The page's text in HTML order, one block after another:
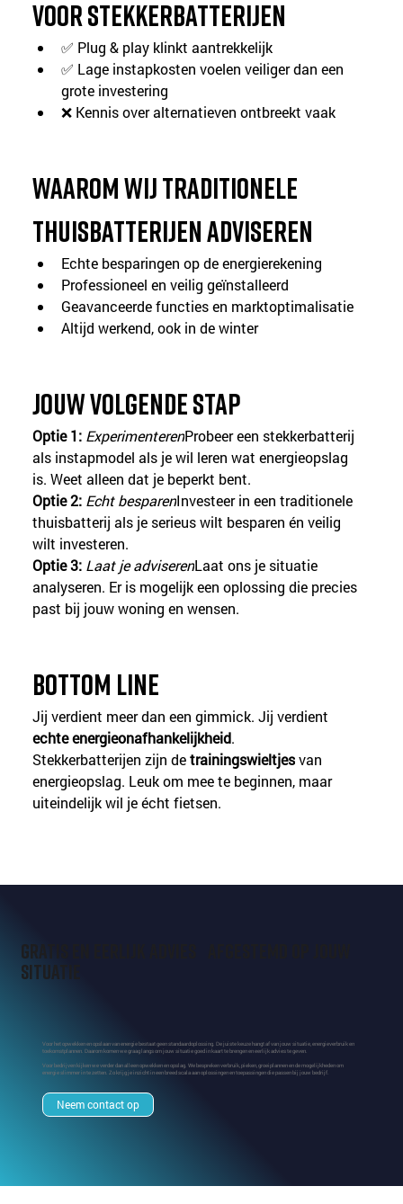
voor stekkerbatterijen
✅ Plug & play klinkt aantrekkelijk
✅ Lage instapkosten voelen veiliger dan een
grote investering
❌ Kennis over alternatieven ontbreekt vaak
Waarom wij traditionele
thuisbatterijen adviseren
Echte besparingen op de energierekening
Professioneel en veilig geïnstalleerd
Geavanceerde functies en marktoptimalisatie
Altijd werkend, ook in de winter
Jouw volgende stap
Optie 1: ExperimenterenProbeer een stekkerbatterij
als instapmodel als je wil leren wat energieopslag
is. Weet alleen dat je beperkt bent.
Optie 2: Echt besparenInvesteer in een traditionele
thuisbatterij als je serieus wilt besparen én veilig
wilt investeren.
Optie 3: Laat je adviserenLaat ons je situatie
analyseren. Er is mogelijk een oplossing die precies
past bij jouw woning en wensen.
Bottom line
Jij verdient meer dan een gimmick. Jij verdient
echte energieonafhankelijkheid.
Stekkerbatterijen zijn de trainingswieltjes van
energieopslag. Leuk om mee te beginnen, maar
uiteindelijk wil je écht fietsen.
Voor het opwekken en opslaan van energie bestaat geen standaardoplossing. De juiste keuze hangt af van jouw situatie, energieverbruik en
toekomstplannen. Daarom komen we graag langs om jouw situatie goed in kaart te brengen en eerlijk advies te geven.
Voor bedrijven kijken we verder dan alleen opwekken en opslag. We bespreken verbruik, pieken, groeiplannen en de mogelijkheden om
energie slimmer in te zetten. Zo krijg je inzicht in een breed scala aan oplossingen en toepassingen die passen bij jouw bedrijf.
Neem contact op
Gratis en eerlijk advies afgestemd op jouw
situatie